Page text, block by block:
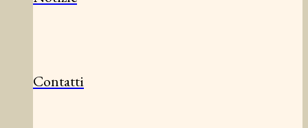
Contatti